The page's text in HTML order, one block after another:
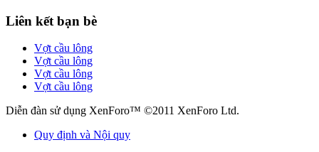
Liên kết bạn bè
Vợt cầu lông
Vợt cầu lông
Vợt cầu lông
Vợt cầu lông
Diễn đàn sử dụng XenForo™ ©2011 XenForo Ltd.
Quy định và Nội quy